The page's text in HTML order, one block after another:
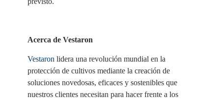
Acerca de Vestaron
Vestaron lidera una revolución mundial en la
protección de cultivos mediante la creación de
soluciones novedosas, eficaces y sostenibles que
nuestros clientes necesitan para hacer frente a los